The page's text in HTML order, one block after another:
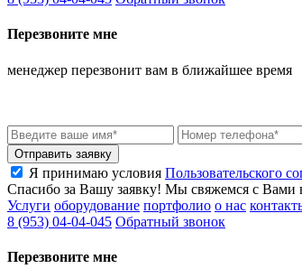
Перезвоните мне
менеджер перезвонит вам в ближайшее время
Отправить заявку
Я принимаю условия Пользовательского
Спасибо за Вашу заявку! Мы свяжемся с Вами
Услуги оборудование портфолио о нас
8 (953) 04-04-045 Обратный звонок
Перезвоните мне